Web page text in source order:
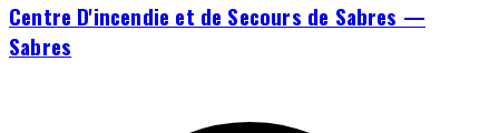
Centre D'incendie et de Secours de Sabres —
Sabres